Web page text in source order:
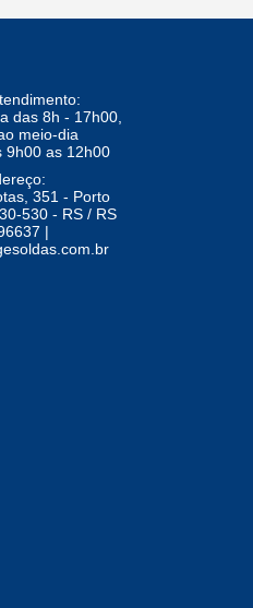
das 8h - 17h00,
meio-dia
9h00 as 12h00
351 - Porto
530 - RS / RS
|